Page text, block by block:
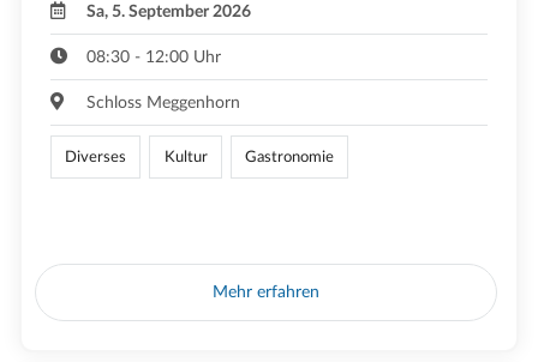
Sa, 5. September 2026
08:30 - 12:00 Uhr
Schloss Meggenhorn
Diverses Kultur Gastronomie
Mehr erfahren